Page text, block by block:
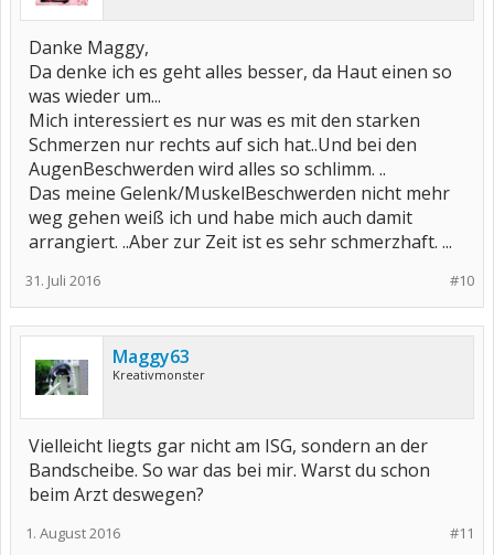
Danke Maggy,
Da denke ich es geht alles besser, da Haut einen so
was wieder um...
Mich interessiert es nur was es mit den starken
Schmerzen nur rechts auf sich hat..Und bei den
AugenBeschwerden wird alles so schlimm. ..
Das meine Gelenk/MuskelBeschwerden nicht mehr
weg gehen weiß ich und habe mich auch damit
arrangiert. ..Aber zur Zeit ist es sehr schmerzhaft. ...
#10
31. Juli 2016
Maggy63
Kreativmonster
Vielleicht liegts gar nicht am ISG, sondern an der
Bandscheibe. So war das bei mir. Warst du schon
beim Arzt deswegen?
#11
1. August 2016